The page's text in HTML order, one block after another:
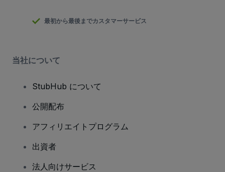
最初から最後までカスタマーサービス
当社について
StubHub について
公開配布
アフィリエイトプログラム
出資者
法人向けサービス